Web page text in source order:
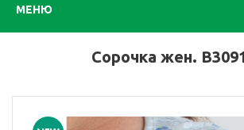
МЕНЮ
Сорочка жен.